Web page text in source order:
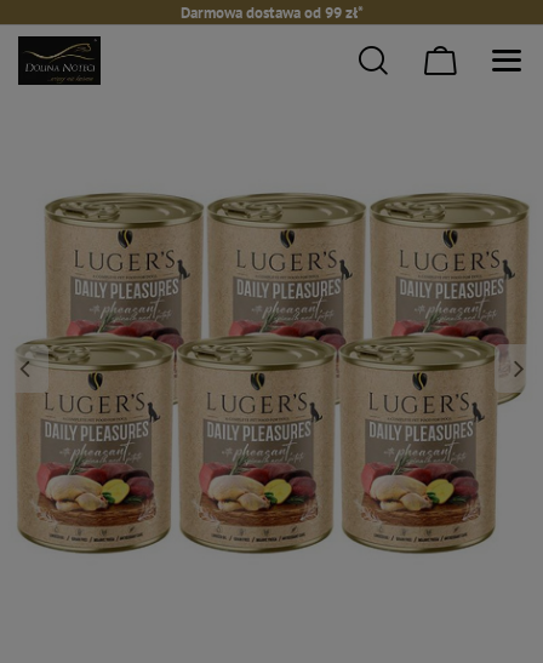
Darmowa dostawa od 99 zł*